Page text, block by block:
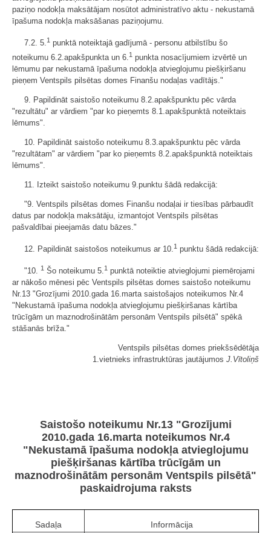
paziņo nodokļa maksātājam nosūtot administratīvo aktu - nekustamā
īpašuma nodokļa maksāšanas paziņojumu.
7.2. 5.1 punktā noteiktajā gadījumā - personu atbilstību šo
noteikumu 6.2.apakšpunkta un 6. 1 punkta nosacījumiem izvērtē un
lēmumu par nekustamā īpašuma nodokļa atvieglojumu piešķiršanu
pieņem Ventspils pilsētas domes Finanšu nodaļas vadītājs."
9. Papildināt saistošo noteikumu 8.2.apakšpunktu pēc vārda
"rezultātu" ar vārdiem "par ko pieņemts 8.1.apakšpunktā noteiktais
lēmums".
10. Papildināt saistošo noteikumu 8.3.apakšpunktu pēc vārda
"rezultātam" ar vārdiem "par ko pieņemts 8.2.apakšpunktā noteiktais
lēmums".
11. Izteikt saistošo noteikumu 9.punktu šādā redakcijā:
"9. Ventspils pilsētas domes Finanšu nodaļai ir tiesības pārbaudīt
datus par nodokļa maksātāju, izmantojot Ventspils pilsētas
pašvaldībai pieejamās datu bāzes."
12. Papildināt saistošos noteikumus ar 10. 1 punktu šādā redakcijā:
"10. 1 Šo noteikumu 5.1 punktā noteiktie atvieglojumi piemērojami
ar nākošo mēnesi pēc Ventspils pilsētas domes saistošo noteikumu
Nr.13 "Grozījumi 2010.gada 16.marta saistošajos noteikumos Nr.4
"Nekustamā īpašuma nodokļa atvieglojumu piešķiršanas kārtība
trūcīgām un maznodrošinātām personām Ventspils pilsētā" spēkā
stāšanās brīža."
Ventspils pilsētas domes priekšsēdētāja
1.vietnieks infrastruktūras jautājumos J.Vītoliņš
Saistošo noteikumu Nr.13 "Grozījumi
2010.gada 16.marta noteikumos Nr.4
"Nekustamā īpašuma nodokļa atvieglojumu
piešķiršanas kārtība trūcīgām un
maznodrošinātām personām Ventspils pilsētā"
paskaidrojuma raksts
Sadaļa Informācija